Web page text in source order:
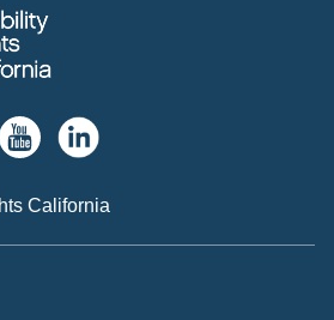
California